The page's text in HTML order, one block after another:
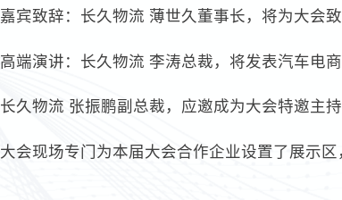
嘉宾致辞：长久物流 薄世久董事长，将为大会致
高端演讲：长久物流 李涛总裁，将发表汽车电
长久物流 张振鹏副总裁，应邀成为大会特邀主
大会现场专门为本届大会合作企业设置了展示